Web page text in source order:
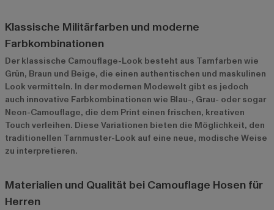
Klassische Militärfarben und moderne
Farbkombinationen
Der klassische Camouflage-Look besteht aus Tarnfarben wie
Grün, Braun und Beige, die einen authentischen und maskulinen
Look vermitteln. In der modernen Modewelt gibt es jedoch
auch innovative Farbkombinationen wie Blau-, Grau- oder sogar
Neon-Camouflage, die dem Print einen frischen, kreativen
Touch verleihen. Diese Variationen bieten die Möglichkeit, den
traditionellen Tarnmuster-Look auf eine neue, modische Weise
zu interpretieren.
Materialien und Qualität bei Camouflage Hosen für
Herren